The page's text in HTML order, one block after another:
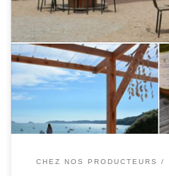
La Ferme Marine Paimpolaise,
emporter au sein de la ferme à
habituels : 8h30-12h puis 13h-
marché à Saint-Brieuc (samedi
matin et après-midi), à la Ferme de
[…]
CHEZ NOS PRODUCTEURS